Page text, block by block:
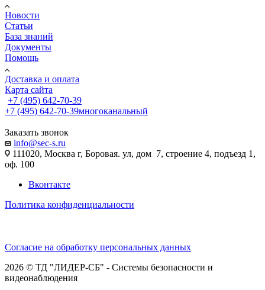
Новости
Статьи
База знаний
Документы
Помощь
Доставка и оплата
Карта сайта
+7 (495) 642-70-39
+7 (495) 642-70-39многоканальный
Заказать звонок
info@sec-s.ru
111020, Москва г, Боровая. ул, дом 7, строение 4, подъезд 1,
оф. 100
Вконтакте
Политика конфиденциальности
Согласие на обработку персональных данных
2026 © ТД "ЛИДЕР-СБ" - Системы безопасности и
видеонаблюдения